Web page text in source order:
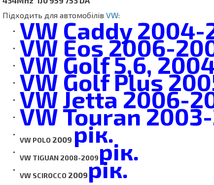
Підходить для автомобілів VW:
VW Caddy 2004-
VW Eos 2006-
VW Golf 5,6,
VW Golf Plus
VWJetta 2006-
VWTouran
VW POLO 2009 рік.
VW TIGUAN 2008-2009рік.
VW SCIROCCO 2009рік.